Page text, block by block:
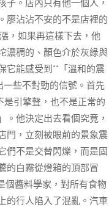
。店內只有他一個人，
廖沾沾不安的不是店裡的
，如果再這樣下去，他
濃稠的、顏色介於灰綠與
它能感受到**「溫和的震
些不對勁的信號。首先
引擎聲，也不是正常的
他決定出去看個究竟，
門，立刻被眼前的景象震
們不是交替閃爍，而是固
的白霧從燈箱的頂部冒
個醬料學家，對所有食物
的行人陷入了混亂。汽車